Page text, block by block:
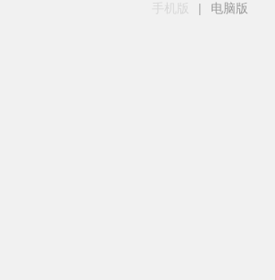
手机版
| 电脑版